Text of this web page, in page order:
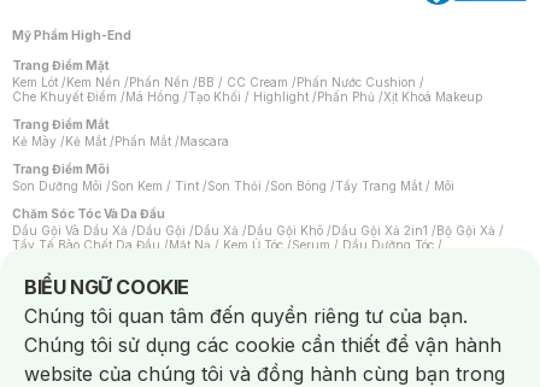
Mỹ Phẩm High-End
Trang Điểm Mặt
Kem Lót /Kem Nền /Phấn Nền /BB / CC Cream /Phấn Nước Cushion /
Che Khuyết Điểm /Má Hồng /Tạo Khối / Highlight /Phấn Phủ /Xịt Khoá Makeup
Trang Điểm Mắt
Kẻ Mày /Kẻ Mắt /Phấn Mắt /Mascara
Trang Điểm Môi
Son Dưỡng Môi /Son Kem / Tint /Son Thỏi /Son Bóng /Tẩy Trang Mắt / Môi
Chăm Sóc Tóc Và Da Đầu
Dầu Gội Và Dầu Xả /Dầu Gội /Dầu Xả /Dầu Gội Khô /Dầu Gội Xả 2in1 /Bộ Gội Xả /
Tẩy Tế Bào Chết Da Đầu /Mặt Nạ / Kem Ủ Tóc /Serum / Dầu Dưỡng Tóc /
Máy Sấy Tóc
Lược
Kem Tẩy Lông/Dụng Cụ Tẩy Lông
Nước Hoa
Nước Hoa Nam Nước Hoa Cao Cấp Xịt Thơm Toàn Thân
Nước Hoa Vùng Kín
BIỂU NGỮ COOKIE
Notice about cookies usage
Chúng tôi quan tâm đến quyền riêng tư của bạn.
Chúng tôi sử dụng các cookie cần thiết để vận hành
website của chúng tôi và đồng hành cùng bạn trong